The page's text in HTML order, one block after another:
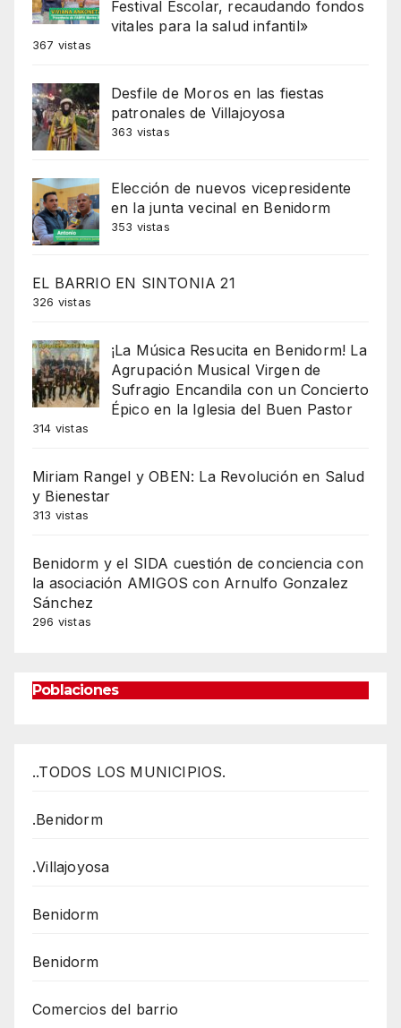
Festival Escolar, recaudando fondos
vitales para la salud infantil»
367 vistas
Desfile de Moros en las fiestas
patronales de Villajoyosa
363 vistas
Elección de nuevos vicepresidente
en la junta vecinal en Benidorm
353 vistas
EL BARRIO EN SINTONIA 21
326 vistas
¡La Música Resucita en Benidorm! La
Agrupación Musical Virgen de
Sufragio Encandila con un Concierto
Épico en la Iglesia del Buen Pastor
314 vistas
Miriam Rangel y OBEN: La Revolución en Salud
y Bienestar
313 vistas
Benidorm y el SIDA cuestión de conciencia con
la asociación AMIGOS con Arnulfo Gonzalez
Sánchez
296 vistas
Poblaciones
..TODOS LOS MUNICIPIOS.
.Benidorm
.Villajoyosa
Benidorm
Benidorm
Comercios del barrio